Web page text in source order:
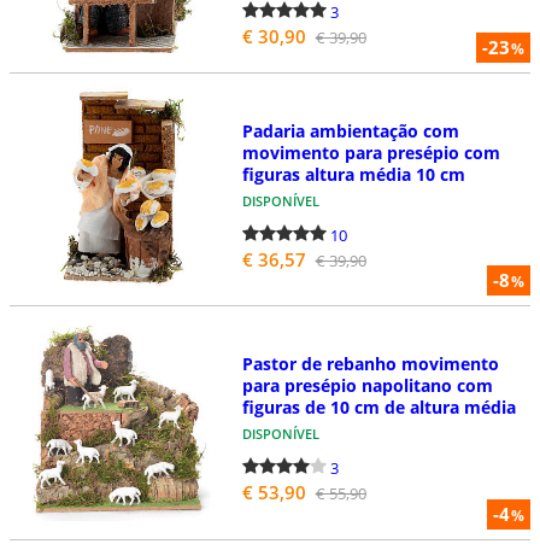
-23%
3
€ 30,90 € 39,90
-8%
Padaria ambientação com
movimento para presépio com
figuras altura média 10 cm
DISPONÍVEL
10
€ 36,57 € 39,90
-4%
Pastor de rebanho movimento
para presépio napolitano com
figuras de 10 cm de altura média
DISPONÍVEL
3
€ 53,90 € 55,90